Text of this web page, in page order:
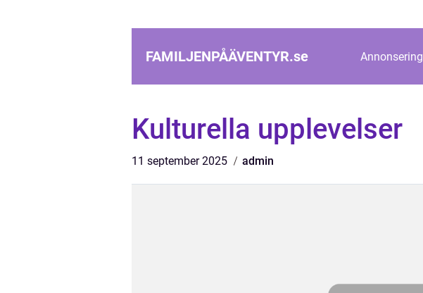
FAMILJENPÅÄVENTYR.se Annonsering
Kulturella upplevelser
11 september 2025 admin